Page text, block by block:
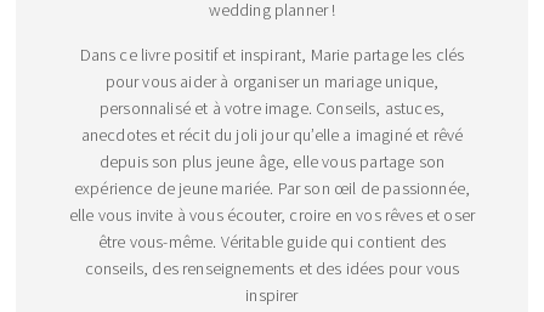
wedding planner !
Dans ce livre positif et inspirant, Marie partage les clés
pour vous aider à organiser un mariage unique,
personnalisé et à votre image. Conseils, astuces,
anecdotes et récit du joli jour qu’elle a imaginé et rêvé
depuis son plus jeune âge, elle vous partage son
expérience de jeune mariée. Par son œil de passionnée,
elle vous invite à vous écouter, croire en vos rêves et oser
être vous-même. Véritable guide qui contient des
conseils, des renseignements et des idées pour vous
inspirer